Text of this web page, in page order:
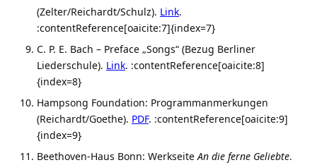
(Zelter/Reichardt/Schulz). Link.
:contentReference[oaicite:7]{index=7}
C. P. E. Bach – Preface „Songs“ (Bezug Berliner
Liederschule). Link. :contentReference[oaicite:8]
{index=8}
Hampsong Foundation: Programmanmerkungen
(Reichardt/Goethe). PDF. :contentReference[oaicite:9]
{index=9}
Beethoven-Haus Bonn: WerkseiteAn die ferne Geliebte.